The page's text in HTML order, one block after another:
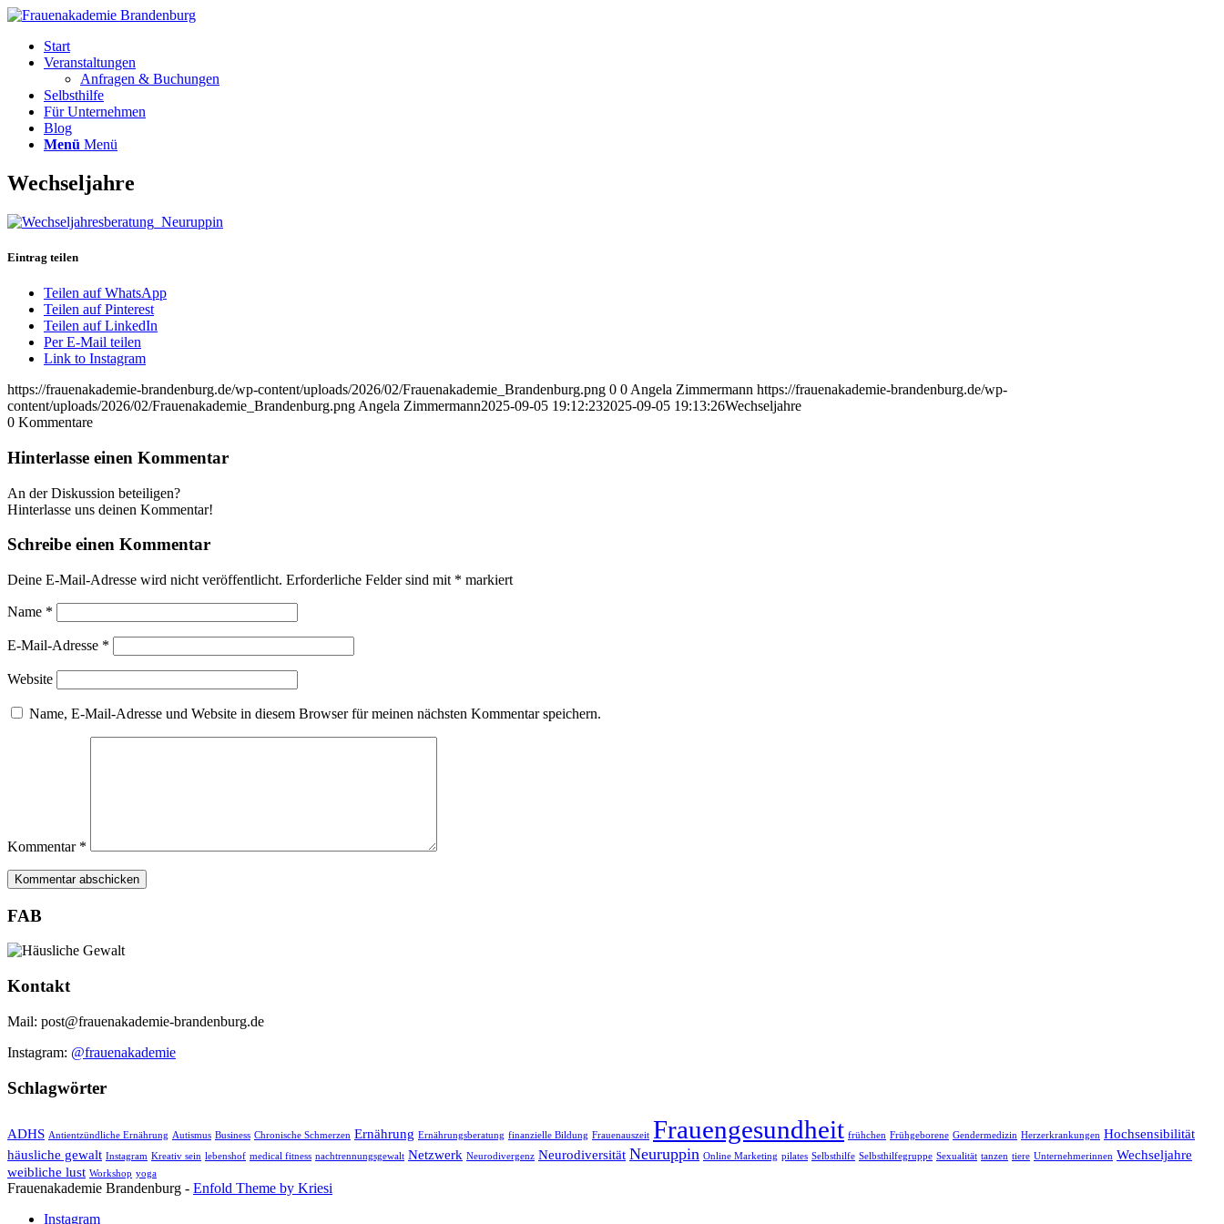
Start
Veranstaltungen
Anfragen & Buchungen
Selbsthilfe
Für Unternehmen
Blog
Menü Menü
Wechseljahre
Eintrag teilen
Teilen auf WhatsApp
Teilen auf Pinterest
Teilen auf LinkedIn
Per E-Mail teilen
Link to Instagram
https://frauenakademie-brandenburg.de/wp-content/uploads/2026/02/Frauenakademie_Brandenburg.png 0 0 Angela Zimmermann https://frauenakademie-brandenburg.de/wp-
content/uploads/2026/02/Frauenakademie_Brandenburg.png Angela Zimmermann2025-09-05 19:12:232025-09-05 19:13:26Wechseljahre
0 Kommentare
Hinterlasse einen Kommentar
An der Diskussion beteiligen?
Hinterlasse uns deinen Kommentar!
Schreibe einen Kommentar
Deine E-Mail-Adresse wird nicht veröffentlicht. Erforderliche Felder sind mit * markiert
Name *
E-Mail-Adresse *
Website
Name, E-Mail-Adresse und Website in diesem Browser für meinen nächsten Kommentar speichern.
Kommentar *
FAB
Kontakt
Mail: post@frauenakademie-brandenburg.de
Instagram: @frauenakademie
Schlagwörter
ADHS Antientzündliche Ernährung Autismus Business Chronische Schmerzen Ernährung Ernährungsberatung finanzielle Bildung Frauenauszeit Frauengesundheit frühchen Frühgeborene Gendermedizin Herzerkrankungen Hochsensibilität
häusliche gewalt Instagram Kreativ sein lebenshof medical fitness nachtrennungsgewalt Netzwerk Neurodivergenz Neurodiversität Neuruppin Online Marketing pilates Selbsthilfe Selbsthilfegruppe Sexualität tanzen tiere Unternehmerinnen Wechseljahre
weibliche lust Workshop yoga
Frauenakademie Brandenburg - Enfold Theme by Kriesi
Instagram